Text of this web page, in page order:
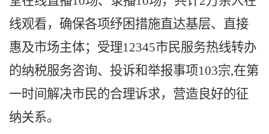
线观看，确保各项纾困措施直达基层、直接
惠及市场主体；受理12345市民服务热线转办
的纳税服务咨询、投诉和举报事项103宗,在第
一时间解决市民的合理诉求，营造良好的征
纳关系。